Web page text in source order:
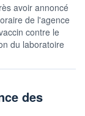
avoir annoncé
de l'agence
contre le
du laboratoire
des